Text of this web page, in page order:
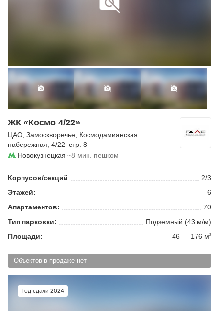
ЖК «Космо 4/22»
ЦАО Замоскворечье Космодамианская
набережная , 4/22, стр. 8
Новокузнецкая ~8 мин. пешком
Корпусов/секций
2/3
Этажей:
6
Апартаментов:
70
Тип парковки:
Подземный (43 м/м)
Площади:
46 — 176 м2
Объектов в продаже нет
Год сдачи 2024